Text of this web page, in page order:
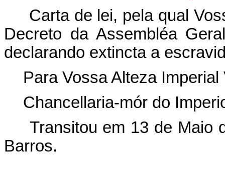
Carta de lei, pela qual
Decreto da Assembléa
declarando extincta a
Para Vossa Alteza Imperial
Chancellaria-mór do
Transitou em 13 de Maio
Barros.